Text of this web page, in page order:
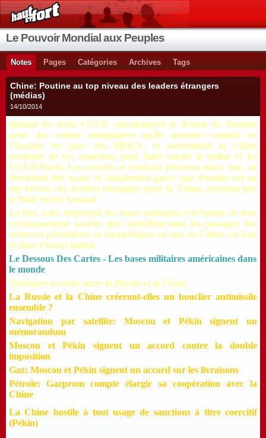
Le Pouvoir Mondial aux Peuples
Notes Pages Catégories Archives Tags
Chine: Poutine au top niveau des leaders étrangers
(médias)
14/10/2014
Quand les nazis US/UE sanctionnent la Russie de Poutine
pour des crimes imaginaires qu'ils auraient commis en
Ukraine, les pays des BRICS, et notamment la Chine
profitent de ces sanctions pour faire couler le dollar et les
US/UE/Nazis. Les accords et contrats pleuvent entre eux, au
détriment des nazis, et simplement parce que Poutine est au
top niveau des leaders étrangers pour la Chine, reconnu par
le Wall Street Journal
Le but, faire déguerpir les bases militaires US/Nazies de leur
environnement proche qui contrôlent tous les passages des
richesses pétrolifères et énergétiques en mer de Chine, en Asie
et dans l'océan indien.
Le Dessous Des Cartes - Les bases militaires américaines dans
le monde
Quelques accords entre la Russie et la Chine.
La Russie et la Chine créeront-elles un bouclier antimissile
ensemble ?
Navigation par satellite: Moscou et Pékin signent un
mémorandum
Moscou et Pékin signent un accord contre la double
imposition
Gaz: Moscou et Pékin signent un accord sur les livraisons
Pétrole: Gazprom compte élargir sa coopération avec la
Chine
La Chine hostile à tout usage de sanctions à titre coercitif
(Pékin)